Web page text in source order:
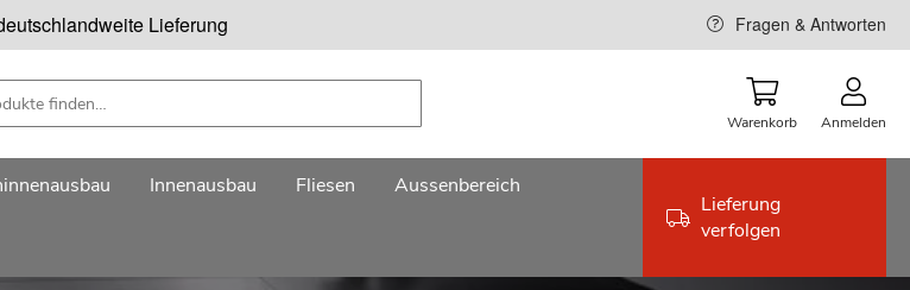
Lieferung Fragen & Antworten
Warenkorb Anmelden
Innenausbau Fliesen Aussenbereich
Lieferung
verfolgen